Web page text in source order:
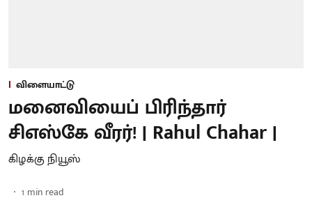
விளையாட்டு
மனைவியைப் பிரிந்தார்
சிஎஸ்கே வீரர்! | Rahul Chahar |
கிழக்கு நியூஸ்
1 min read